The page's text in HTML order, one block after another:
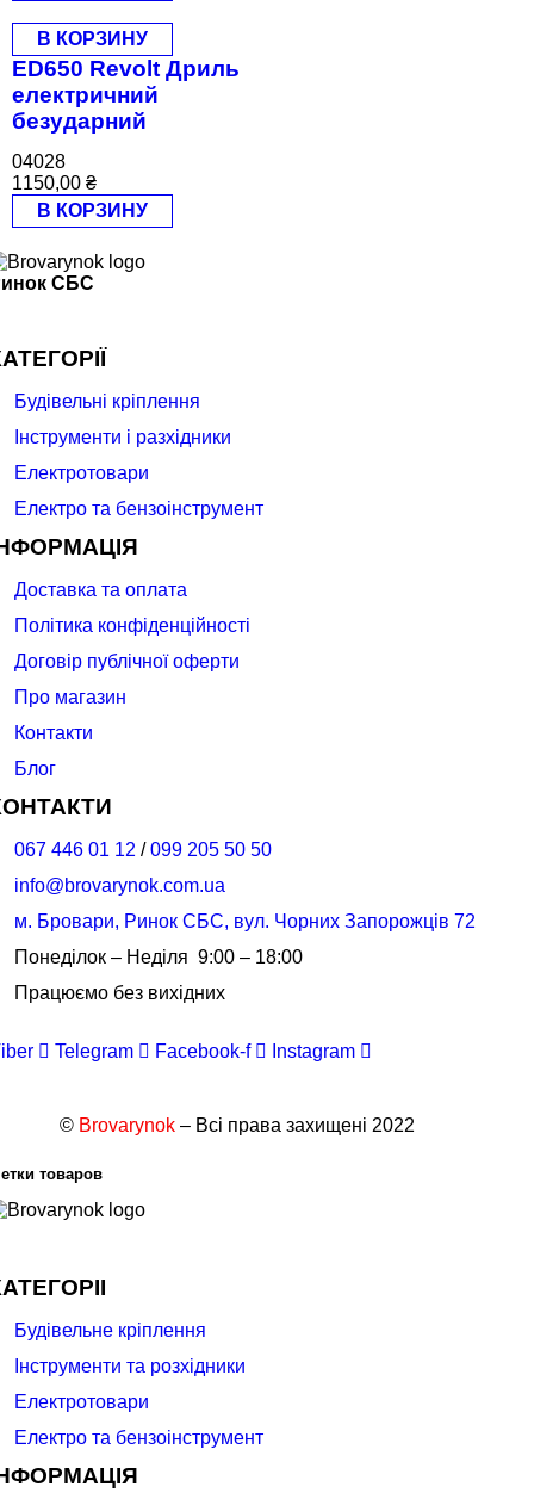
В КОРЗИНУ
ED650 Revolt Дриль
електричний
безударний
04028
1150,00 ₴
В КОРЗИНУ
СБС
Будівельні кріплення
Інструменти і разхідники
Електротовари
Електро та бензоінструмент
Доставка та оплата
Політика конфіденційності
Договір публічної оферти
Про магазин
Контакти
Блог
067 446 01 12 /099 205 50 50
info@brovarynok.com.ua
м. Бровари, Ринок СБС, вул. Чорних Запорожців 72
Понеділок – Неділя 9:00 – 18:00
Працюємо без вихідних
Telegram Facebook-f Instagram
© Brovarynok – Всі права захищені 2022
товаров
Будівельне кріплення
Інструменти та розхідники
Електротовари
Електро та бензоінструмент